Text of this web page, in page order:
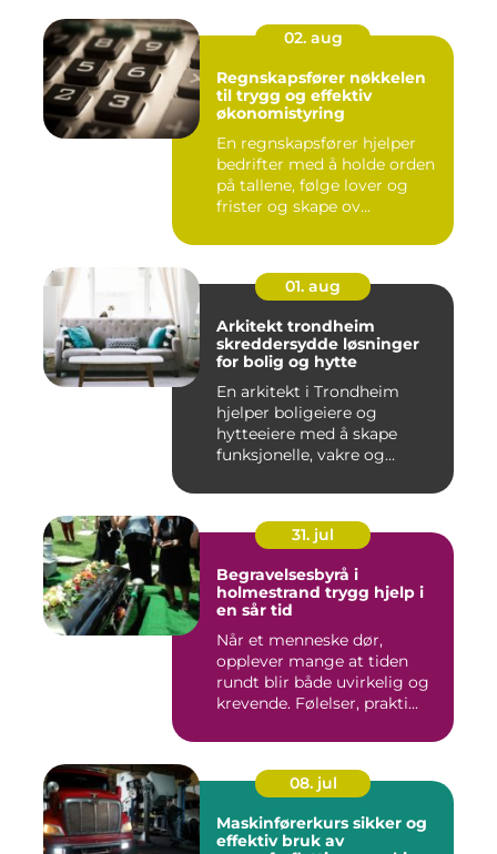
02. aug
Regnskapsfører nøkkelen
til trygg og effektiv
økonomistyring
En regnskapsfører hjelper
bedrifter med å holde orden
på tallene, følge lover og
frister og skape ov...
01. aug
Arkitekt trondheim
skreddersydde løsninger
for bolig og hytte
En arkitekt i Trondheim
hjelper boligeiere og
hytteeiere med å skape
funksjonelle, vakre og
31. jul
Begravelsesbyrå i
holmestrand trygg hjelp i
en sår tid
Når et menneske dør,
opplever mange at tiden
rundt blir både uvirkelig og
krevende. Følelser, prakti...
08. jul
Maskinførerkurs sikker og
effektiv bruk av